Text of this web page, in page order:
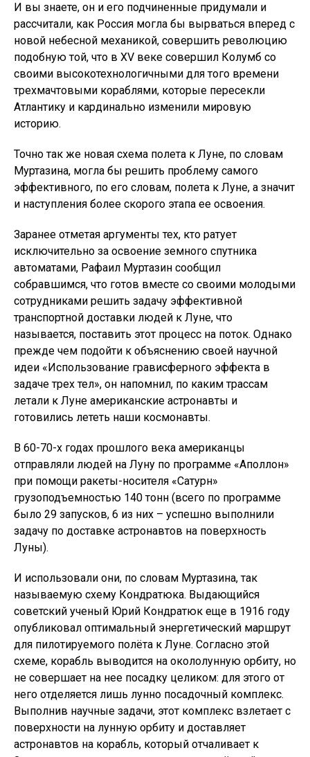
И вы знаете, он и его подчиненные придумали и
рассчитали, как Россия могла бы вырваться вперед с
новой небесной механикой, совершить революцию
подобную той, что в XV веке совершил Колумб со
своими высокотехнологичными для того времени
трехмачтовыми кораблями, которые пересекли
Атлантику и кардинально изменили мировую
историю.
Точно так же новая схема полета к Луне, по словам
Муртазина, могла бы решить проблему самого
эффективного, по его словам, полета к Луне, а значит
и наступления более скорого этапа ее освоения.
Заранее отметая аргументы тех, кто ратует
исключительно за освоение земного спутника
автоматами, Рафаил Муртазин сообщил
собравшимся, что готов вместе со своими молодыми
сотрудниками решить задачу эффективной
транспортной доставки людей к Луне, что
называется, поставить этот процесс на поток. Однако
прежде чем подойти к объяснению своей научной
идеи «Использование грависферного эффекта в
задаче трех тел», он напомнил, по каким трассам
летали к Луне американские астронавты и
готовились лететь наши космонавты.
В 60-70-х годах прошлого века американцы
отправляли людей на Луну по программе «Аполлон»
при помощи ракеты-носителя «Сатурн»
грузоподъемностью 140 тонн (всего по программе
было 29 запусков, 6 из них – успешно выполнили
задачу по доставке астронавтов на поверхность
Луны).
И использовали они, по словам Муртазина, так
называемую схему Кондратюка. Выдающийся
советский ученый Юрий Кондратюк еще в 1916 году
опубликовал оптимальный энергетический маршрут
для пилотируемого полёта к Луне. Согласно этой
схеме, корабль выводится на окололунную орбиту, но
не совершает на нее посадку целиком: для этого от
него отделяется лишь лунно посадочный комплекс.
Выполнив научные задачи, этот комплекс взлетает с
поверхности на лунную орбиту и доставляет
астронавтов на корабль, который отчаливает к